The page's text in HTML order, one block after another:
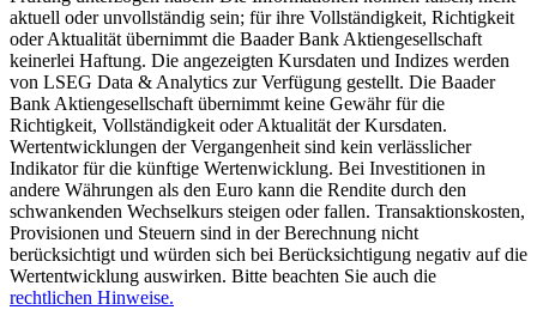
aktuell oder unvollständig sein; für ihre Vollständigkeit, Richtigkeit
oder Aktualität übernimmt die Baader Bank Aktiengesellschaft
keinerlei Haftung. Die angezeigten Kursdaten und Indizes werden
von LSEG Data & Analytics zur Verfügung gestellt. Die Baader
Bank Aktiengesellschaft übernimmt keine Gewähr für die
Richtigkeit, Vollständigkeit oder Aktualität der Kursdaten.
Wertentwicklungen der Vergangenheit sind kein verlässlicher
Indikator für die künftige Wertenwicklung. Bei Investitionen in
andere Währungen als den Euro kann die Rendite durch den
schwankenden Wechselkurs steigen oder fallen. Transaktionskosten,
Provisionen und Steuern sind in der Berechnung nicht
berücksichtigt und würden sich bei Berücksichtigung negativ auf die
Wertentwicklung auswirken. Bitte beachten Sie auch die
rechtlichen Hinweise.